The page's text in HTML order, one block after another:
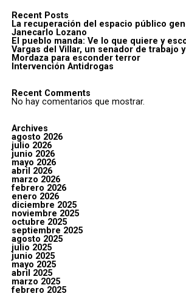
Recent Posts
La recuperación del espacio público
Janecarlo Lozano
El pueblo manda: Ve lo que quiere y
Vargas del Villar, un senador de trabajo
Mordaza para esconder terror
Intervención Antidrogas
Recent Comments
No hay comentarios que mostrar.
Archives
agosto 2026
julio 2026
junio 2026
mayo 2026
abril 2026
marzo 2026
febrero 2026
enero 2026
diciembre 2025
noviembre 2025
octubre 2025
septiembre 2025
agosto 2025
julio 2025
junio 2025
mayo 2025
abril 2025
marzo 2025
febrero 2025